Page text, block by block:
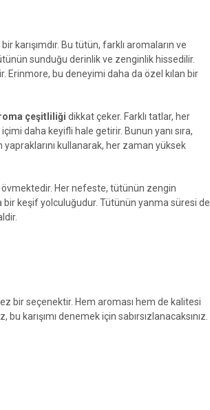
karışımdır. Bu tütün, farklı aromaların ve
sunduğu derinlik ve zenginlik hissedilir.
Erinmore, bu deneyimi daha da özel kılan bir
çeşitliliği dikkat çeker. Farklı tatlar, her
daha keyifli hale getirir. Bunun yanı sıra,
kullanarak, her zaman yüksek
övmektedir. Her nefeste, tütünün zengin
bir keşif yolculuğudur. Tütünün yanma süresi de
bir seçenektir. Hem aroması hem de kalitesi
karışımı denemek için sabırsızlanacaksınız.